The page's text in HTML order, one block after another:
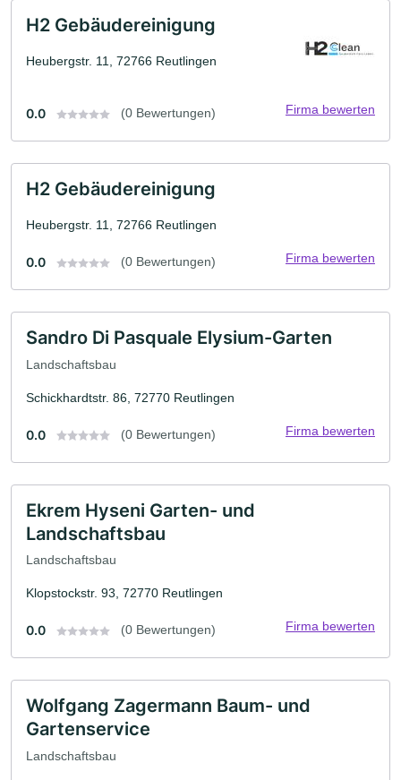
H2 Gebäudereinigung
Heubergstr. 11, 72766 Reutlingen
0.0 (0 Bewertungen) Firma bewerten
H2 Gebäudereinigung
Heubergstr. 11, 72766 Reutlingen
0.0 (0 Bewertungen) Firma bewerten
Sandro Di Pasquale Elysium-Garten
Landschaftsbau
Schickhardtstr. 86, 72770 Reutlingen
0.0 (0 Bewertungen) Firma bewerten
Ekrem Hyseni Garten- und
Landschaftsbau
Landschaftsbau
Klopstockstr. 93, 72770 Reutlingen
0.0 (0 Bewertungen) Firma bewerten
Wolfgang Zagermann Baum- und
Gartenservice
Landschaftsbau